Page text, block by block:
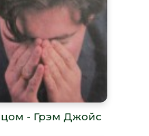
- Грэм Джойс